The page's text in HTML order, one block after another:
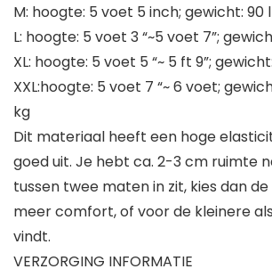
M: hoogte: 5 voet 5 inch; gewicht: 90
L: hoogte: 5 voet 3 “~5 voet 7”;
XL: hoogte: 5 voet 5 “~ 5 ft 9”;
XXL:hoogte: 5 voet 7 “~ 6 voet;
kg
Dit materiaal heeft een hoge
goed uit. Je hebt ca. 2-3 cm ruimte
tussen twee maten in zit, kies dan
meer comfort, of voor de kleinere
vindt.
VERZORGING INFORMATIE